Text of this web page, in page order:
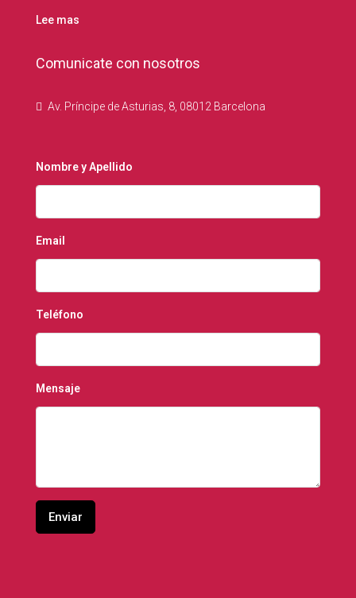
Lee mas
Comunicate con nosotros
Av. Príncipe de Asturias, 8, 08012 Barcelona
Nombre y Apellido
Email
Teléfono
Mensaje